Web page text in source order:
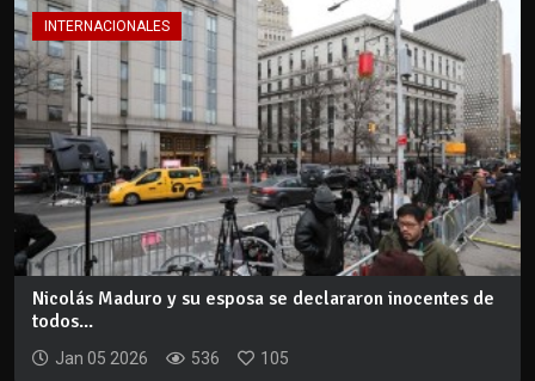
INTERNACIONALES
Nicolás Maduro y su esposa se declararon inocentes de
todos...
Jan 05 2026 536 105